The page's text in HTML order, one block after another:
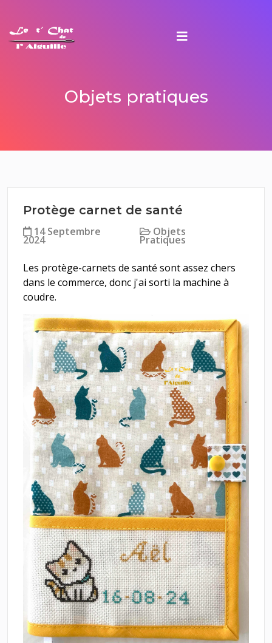
Objets pratiques
Protège carnet de santé
Objets
Pratiques
14 Septembre
2024
Les protège-carnets de santé sont assez chers
dans le commerce, donc j'ai sorti la machine à
coudre.